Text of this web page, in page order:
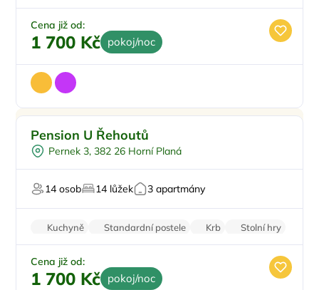
Parkování zdarma
Cena již od:
1 700 Kč pokoj/noc
Pro rodiny s dětmi
Snídaně
Venkovní bazén
Pro majitele mazlíčků
Pension U Řehoutů
Pernek 3, 382 26 Horní Planá
14 osob 14 lůžek 3 apartmány
Kuchyně Standardní postele Krb
Stolní hry
Parkování zdarma
Cena již od:
1 700 Kč pokoj/noc